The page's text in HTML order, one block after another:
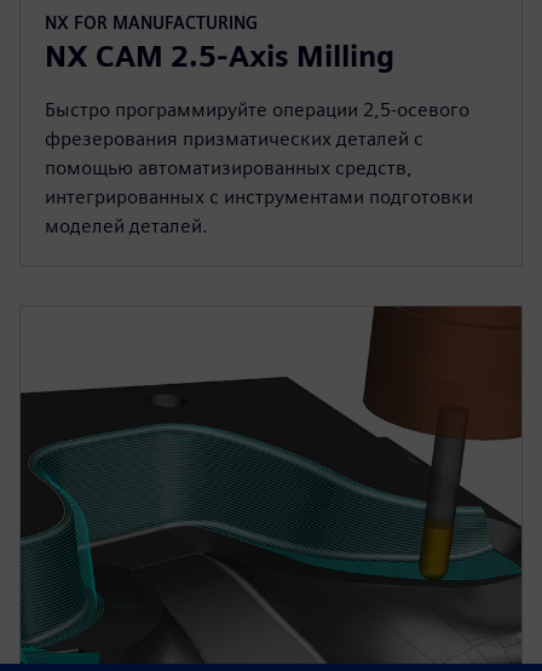
NX FOR MANUFACTURING
NX CAM 2.5-Axis Milling
Быстро программируйте операции 2,5-осевого
фрезерования призматических деталей с
помощью автоматизированных средств,
интегрированных с инструментами подготовки
моделей деталей.